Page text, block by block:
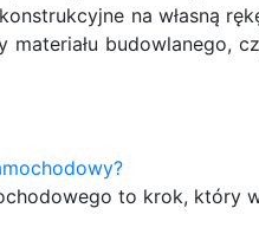
na własną
budowlanego,
to krok, który